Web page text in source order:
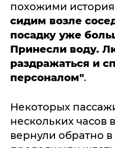
похожими
сидим возле
посадку уже
Принесли воду.
раздражаться и
персоналом".
Некоторых
нескольких часов
вернули обратно